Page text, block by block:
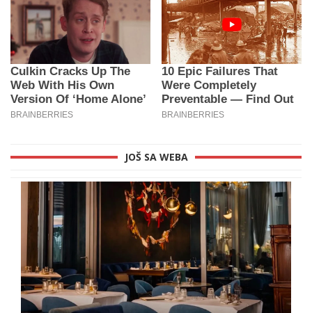
JOŠ SA WEBA